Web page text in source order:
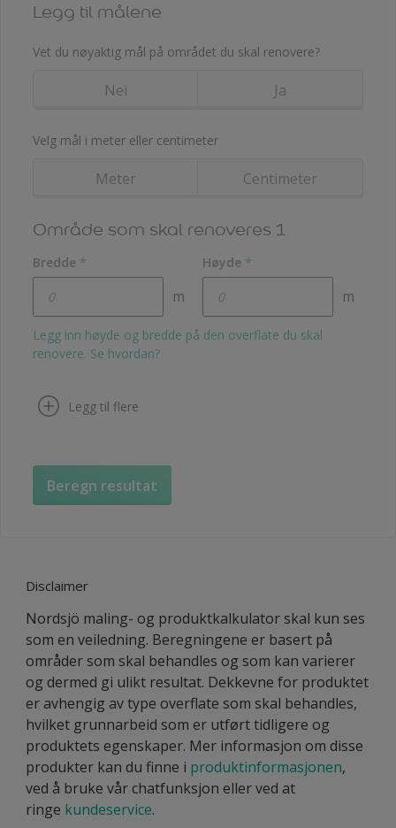
Legg til målene
Vet du nøyaktig mål på området du skal renovere?
Nei Ja
Velg mål i meter eller centimeter
Meter Centimeter
Område som skal renoveres 1
Bredde *
m
Høyde *
m
Legg inn høyde og bredde på den overflate du skal
renovere. Se hvordan?
Legg til flere
Beregn resultat
Disclaimer
Nordsjö maling- og produktkalkulator skal kun ses
som en veiledning. Beregningene er basert på
områder som skal behandles og som kan varierer
og dermed gi ulikt resultat. Dekkevne for produktet
er avhengig av type overflate som skal behandles,
hvilket grunnarbeid som er utført tidligere og
produktets egenskaper. Mer informasjon om disse
produkter kan du finne i produktinformasjonen,
ved å bruke vår chatfunksjon eller ved at
ringe kundeservice.